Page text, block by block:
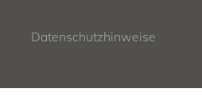
Datenschutzhinweise